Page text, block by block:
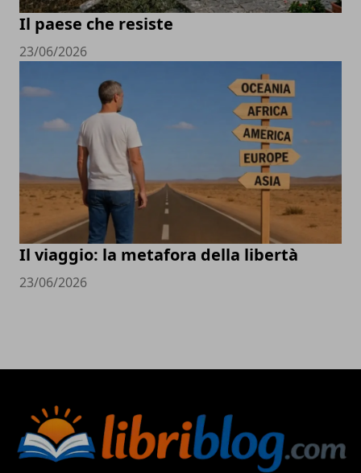
Il paese che resiste
23/06/2026
Il viaggio: la metafora della libertà
23/06/2026